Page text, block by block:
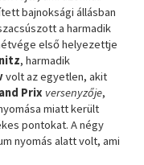
bajnoksági állásban
a harmadik
első helyezettje
, harmadik
volt az egyetlen, akit
Prix versenyzője,
miatt került
pontokat. A négy
nyomás alatt volt, ami